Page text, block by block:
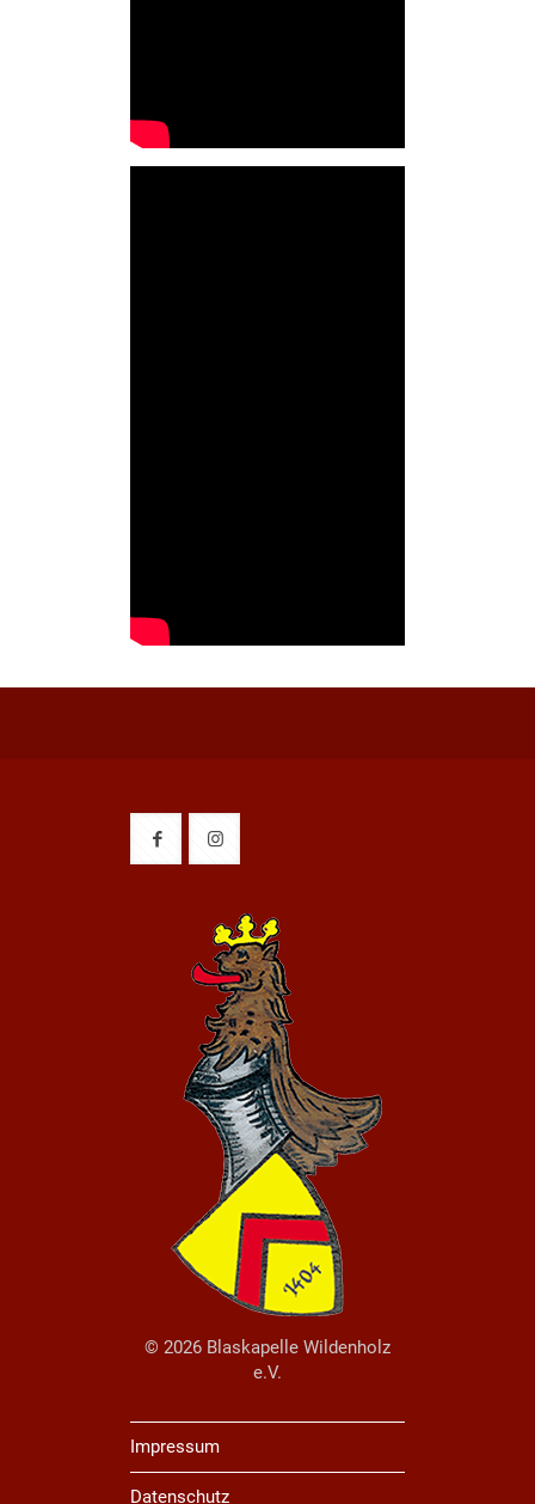
© 2026 Blaskapelle Wildenholz
e.V.
Impressum
Datenschutz